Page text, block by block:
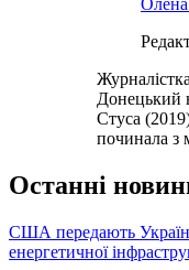
Донецький
Стуса
починала з
Останні
США передають Україні
енергетичної